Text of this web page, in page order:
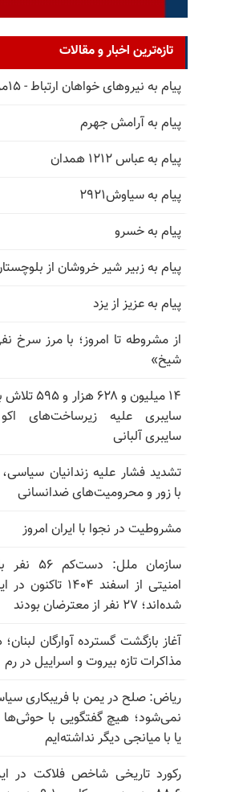
تازه‌ترین اخبار و مقالات
پیام به نیروهای خواهان ارتباط - ۱۵مرداد ۱۴۰۵
پیام به آرامش جهرم
پیام به عباس ۱۲۱۲ همدان
پیام به سیاوش۲۹۲۱
پیام به خسرو
پیام به زبیر شیر خروشان از
پیام به عزیز از یزد
از مشروطه تا امروز؛ با مرز سرخ
شیخ»
۱۴ میلیون و
سایبری علیه زیرساخت‌های
سایبری آلبانی
تشدید فشار علیه زندانیان
با زور و محرومیت‌های ضدانسانی
مشروطیت در نجوا با ایران امروز
سازمان ملل:
امنیتی از اسفند ۱۴۰۴
شده‌اند؛ ۲۷ نفر از معترضان بودند
آغاز بازگشت گسترده آوارگان
مذاکرات تازه بیروت و اسراییل در رم
ریاض: صلح در یمن با فریبکاری
نمی‌شود؛ هیچ گفتگویی با
یا با میانجی دیگر نداشته‌ایم
رکورد تاریخی شاخص فلاکت در